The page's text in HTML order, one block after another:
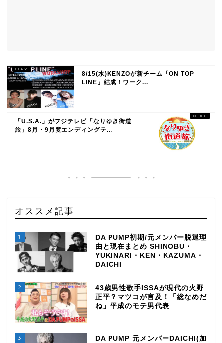
8/15(水)KENZOが新チーム「ON TOP
LINE」結成！ワーク...
「U.S.A.」がフジテレビ「なりゆき街道
旅」8月・9月度エンディングテ...
オススメ記事
1
DA PUMP初期/元メンバー脱退理
由と現在まとめ SHINOBU・
YUKINARI・KEN・KAZUMA・
DAICHI
2
43歳男性歌手ISSAが現代の火野
正平？マツコが言及！「総なめだ
ね」平成のモテ男代表
3
DA PUMP 元メンバーDAICHI(加